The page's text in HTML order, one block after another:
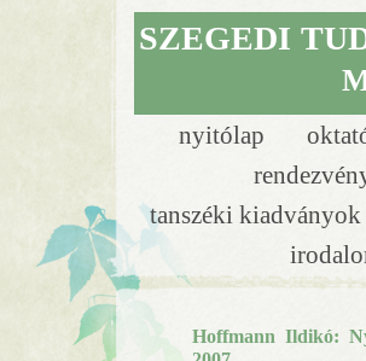
nyitólap
tanszéki kiadványok
SZEGEDI
Hoffmann Ildikó: